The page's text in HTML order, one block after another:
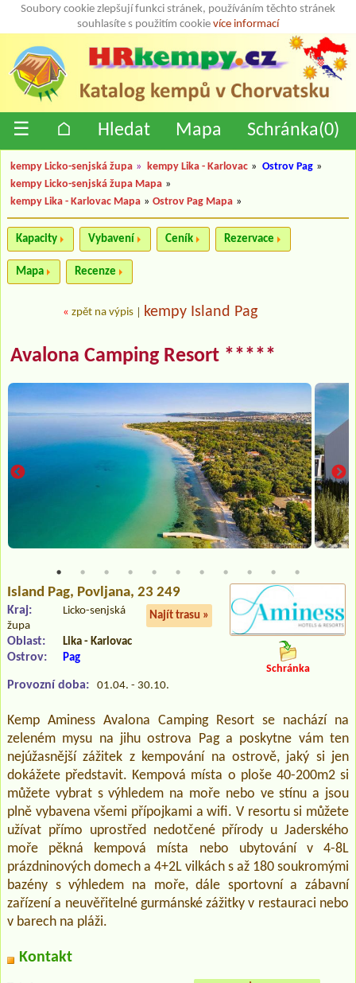
Soubory cookie zlepšují funkci stránek, používáním těchto stránek
souhlasíte s použitím cookie více informací
☰ ⌂ Hledat Mapa Schránka(0)
kempy Licko-senjská župa » kempy Lika - Karlovac » Ostrov Pag »
kempy Licko-senjská župa Mapa »
kempy Lika - Karlovac Mapa » Ostrov Pag Mapa »
Kapacity Vybavení Ceník Rezervace
Mapa Recenze
« zpět na výpis kempy Island Pag
Avalona Camping Resort *****
Island Pag, Povljana, 23 249
Najít trasu »
Kraj:
Licko-senjská
župa
Oblast: Lika - Karlovac
Ostrov: Pag
Provozní doba: 01.04. - 30.10.
Schránka
Kemp Aminess Avalona Camping Resort se nachází na
zeleném mysu na jihu ostrova Pag a poskytne vám ten
nejúžasnější zážitek z kempování na ostrově, jaký si jen
dokážete představit. Kempová místa o ploše 40-200m2 si
můžete vybrat s výhledem na moře nebo ve stínu a jsou
plně vybavena všemi přípojkami a wifi. V resortu si můžete
užívat přímo uprostřed nedotčené přírody u Jaderského
moře pěkná kempová místa nebo ubytování v 4-8L
prázdninových domech a 4+2L vilkách s až 180 soukromými
bazény s výhledem na moře, dále sportovní a zábavní
zařízení a neuvěřitelné gurmánské zážitky v restauraci nebo
v barech na pláži.
Kontakt